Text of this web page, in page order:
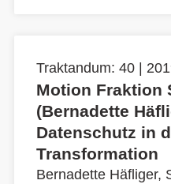
Traktandum: 40 |
Motion Fraktion
(Bernadette
Datenschutz in
Transformation
Bernadette Häfliger,